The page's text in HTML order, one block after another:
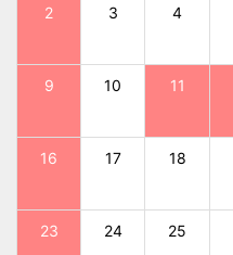
2 3 4
9 10 11
16 17 18
23 24 25